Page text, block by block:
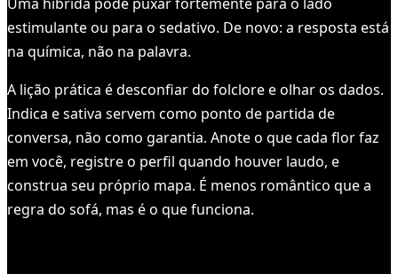
estimulante ou para o sedativo. De novo: a resposta está
na química, não na palavra.
A lição prática é desconfiar do folclore e olhar os dados.
Indica e sativa servem como ponto de partida de
conversa, não como garantia. Anote o que cada flor faz
em você, registre o perfil quando houver laudo, e
construa seu próprio mapa. É menos romântico que a
regra do sofá, mas é o que funciona.